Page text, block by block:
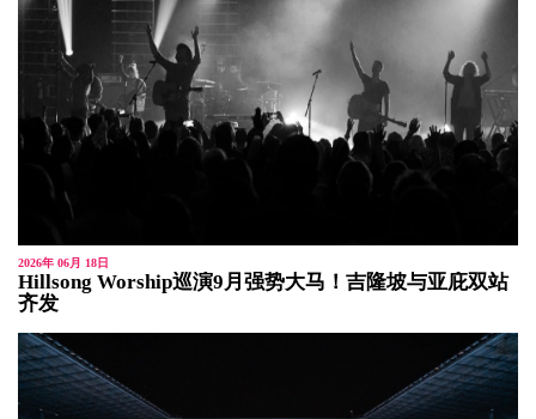
2026年 06月 18日
Hillsong Worship巡演9月强势大马！吉隆坡与亚庇双站
齐发